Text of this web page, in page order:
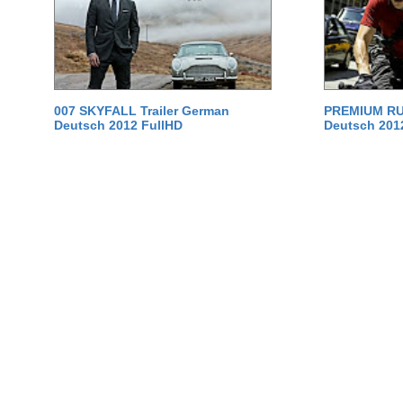
007 SKYFALL Trailer German
Deutsch 2012 FullHD
PREMIUM
Deutsch